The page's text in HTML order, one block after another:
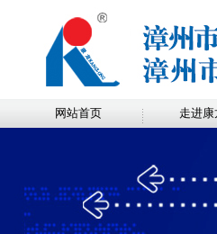
网站首页 走进康